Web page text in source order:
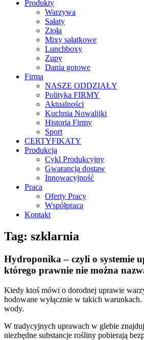
Produkty
Warzywa
Sałaty
Zioła
Mixy sałatkowe
Lunchboxy
Zupy
Dania gotowe
Firma
NASZE ODDZIAŁY
Polityka FIRMY
Aktualności
Kuchnia Nowalijki
Historia Firmy
Sport
CERTYFIKATY
Produkcja
Cykl Produkcyjny
Gwarancja dostaw
Innowacyjność
Praca
Oferty Pracy
Współpraca
Kontakt
Tag: szklarnia
Hydroponika – czyli o systemie
którego prawnie nie można
Kiedy ktoś mówi o dorodnej uprawie
hodowane wyłącznie w takich
wody.
W tradycyjnych uprawach w glebie
niezbędne substancje rośliny pobierają